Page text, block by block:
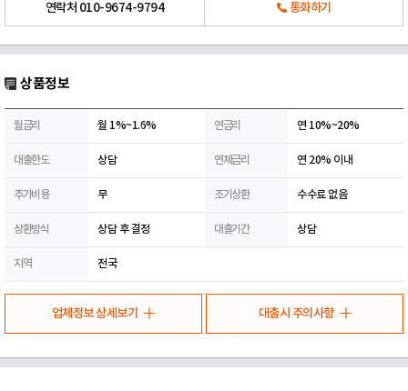
연락처 010-9674-9794 통화하기
상품정보
월금리 월 1%~1.6% 연금리 연 10%~20%
대출한도 상담 연체금리 연 20% 이내
추가비용 무 조기상환 수수료 없음
상환방식 상담 후 결정 대출기간 상담
지역 전국
업체정보 상세보기 대출시 주의사항